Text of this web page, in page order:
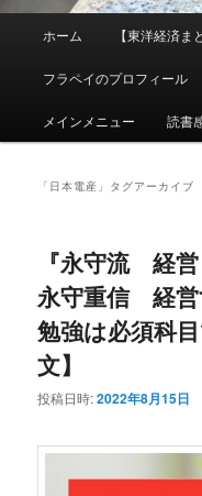
ュ
ホーム 【東洋経済ま
フラペイのプロフィール
メインメニュー 読書
「 日本電産 」タグアーカイブ
『永守流 経
永守重信 経
勉強は必須科
文】
投稿日時:2022年8月15日